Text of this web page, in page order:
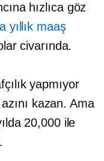
hızlıca göz
yıllık maaş
civarında.
yapmıyor
kazan. Ama
20,000 ile